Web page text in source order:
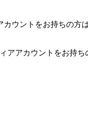
ウントをお持ちの方
アアカウントをお持